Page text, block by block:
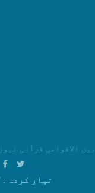
الاقوامی قرآنی
تیار کردہ :